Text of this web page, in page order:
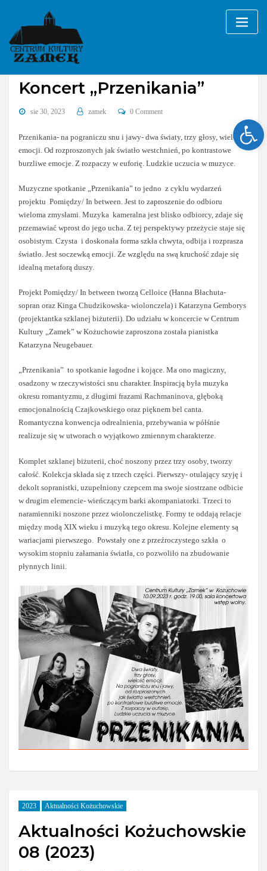
content
Bez kategorii
Koncert „Przenikania”
sie 30, 2023 zamek 0 Comment
Przenikania- na pograniczu snu i jawy- dwa światy, trzy głosy, wielość
emocji. Od rozproszonych jak światło westchnień, po kontrastowe
burzliwe emocje. Z rozpaczy w euforię. Ludzkie uczucia w muzyce.
Muzyczne spotkanie „Przenikania” to jedno z cyklu wydarzeń
projektu Pomiędzy/ In between. Jest to zaproszenie do odbioru
wieloma zmysłami. Muzyka kameralna jest blisko odbiorcy, zdaje się
przemawiać wprost do jego ucha. Z tej perspektywy przeżycie staje się
osobistym. Czysta i doskonała forma szkła chwyta, odbija i rozprasza
światło. Jest soczewką emocji. Ze względu na swą kruchość zdaje się
idealną metaforą duszy.
Projekt Pomiędzy/ In between tworzą Celloice (Hanna Błachuta-
sopran oraz Kinga Chudzikowska- wiolonczela) i Katarzyna Gemborys
(projektantka szklanej biżuterii). Do udziału w koncercie w Centrum
Kultury „Zamek” w Kożuchowie zaproszona została pianistka
Katarzyna Neugebauer.
„Przenikania” to spotkanie łagodne i kojące. Ma ono magiczny,
osadzony w rzeczywistości snu charakter. Inspiracją była muzyka
okresu romantyzmu, z długimi frazami Rachmaninova, głęboką
emocjonalnością Czajkowskiego oraz pięknem bel canta.
Romantyczna konwencja odrealnienia, przebywania w półśnie
realizuje się w utworach o wyjątkowo zmiennym charakterze.
Komplet szklanej biżuterii, choć noszony przez trzy osoby, tworzy
całość. Kolekcja składa się z trzech części. Pierwszy- otulający szyję i
dekolt sopranistki, uzupełniony czepcem ma swoje siostrzane odbicie
w drugim elemencie- wieńczącym barki akompaniatorki. Trzeci to
naramienniki noszone przez wiolonczelistkę. Formy te oddają relacje
między modą XIX wieku i muzyką tego okresu. Kolejne elementy są
wariacjami pierwszego. Powstały one z przeźroczystego szkła o
wysokim stopniu załamania światła, co pozwoliło na zbudowanie
płynnych linii.
2023 Aktualności Kożuchowskie
Aktualności Kożuchowskie
08 (2023)